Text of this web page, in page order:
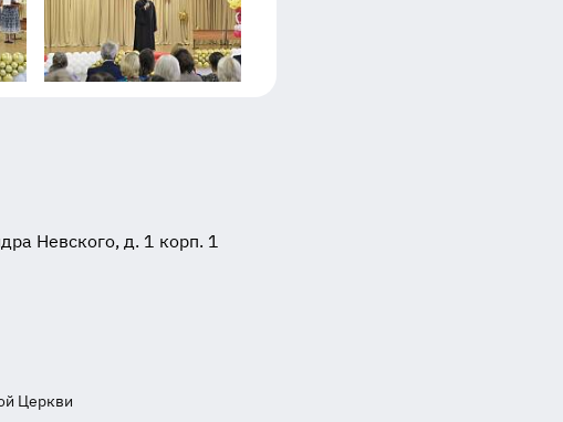
Невского, д. 1 корп. 1
Церкви